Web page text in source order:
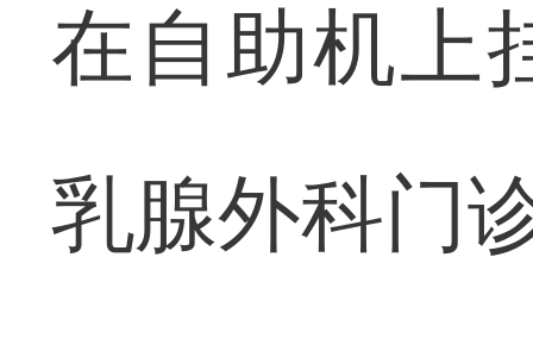
在自助机上
乳腺外科门